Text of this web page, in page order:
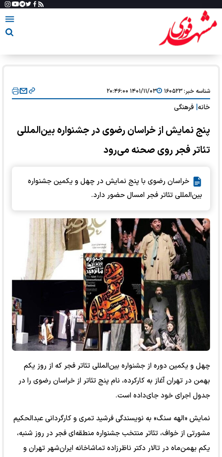
شناسه خبر:۱۶۰۵۲۳ ۱۴۰۱/۱۱/۰۳ ۲۰:۴۶:۰۰
خانه فرهنگی
پنج نمایش از خراسان رضوی در جشنواره بین‌المللی
تئاتر فجر روی صحنه می‌رود
خراسان رضوی با پنج نمایش در چهل و یکمین جشنواره
بین‌المللی تئاتر فجر امسال حضور دارد.
چهل و یکمین دوره از جشنواره بین‌المللی تئاتر فجر که از روز یکم
بهمن در تهران آغاز به کارکرده، نام پنج تئاتر از خراسان رضوی را در
جدول اجرای خود جای‌داده است.
نمایش «الهه سنگ» به نویسندگی فرشید تمری و کارگردانی عبدالحکیم
مشورتی از خواف، تئاتر منتخب جشنواره منطقه‌ای فجر در روز شنبه،
یکم بهمن‌ماه در تالار دکتر ناظرزاده تماشاخانه ایران‌شهر تهران و